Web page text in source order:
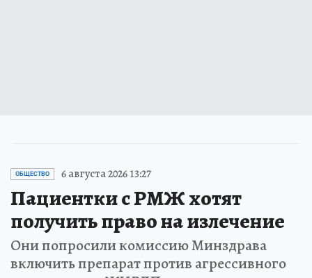
ОБЩЕСТВО 6 августа 2026 13:27
Пациентки с РМЖ хотят
получить право на излечение
Они попросили комиссию Минздрава
включить препарат против агрессивного